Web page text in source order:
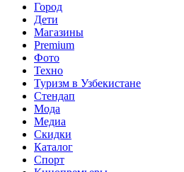
Город
Дети
Магазины
Premium
Фото
Техно
Туризм в Узбекистане
Стендап
Мода
Медиа
Скидки
Каталог
Спорт